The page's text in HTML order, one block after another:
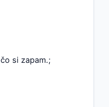
si zapam.;